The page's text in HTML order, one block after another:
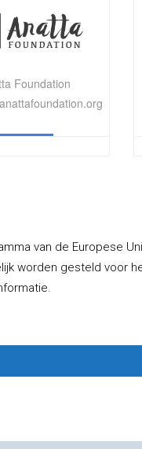
Foundation
van de Europese
worden gesteld voor